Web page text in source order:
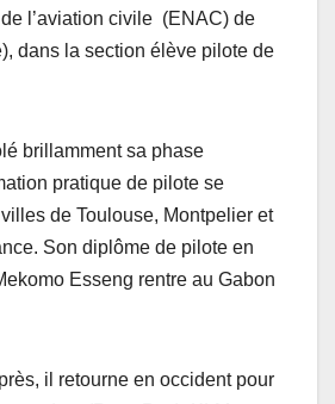
de l’aviation civile (ENAC) de
dans la section élève pilote de
brillamment sa phase
pratique de pilote se
de Toulouse, Montpelier et
Son diplôme de pilote en
Esseng rentre au Gabon
il retourne en occident pour